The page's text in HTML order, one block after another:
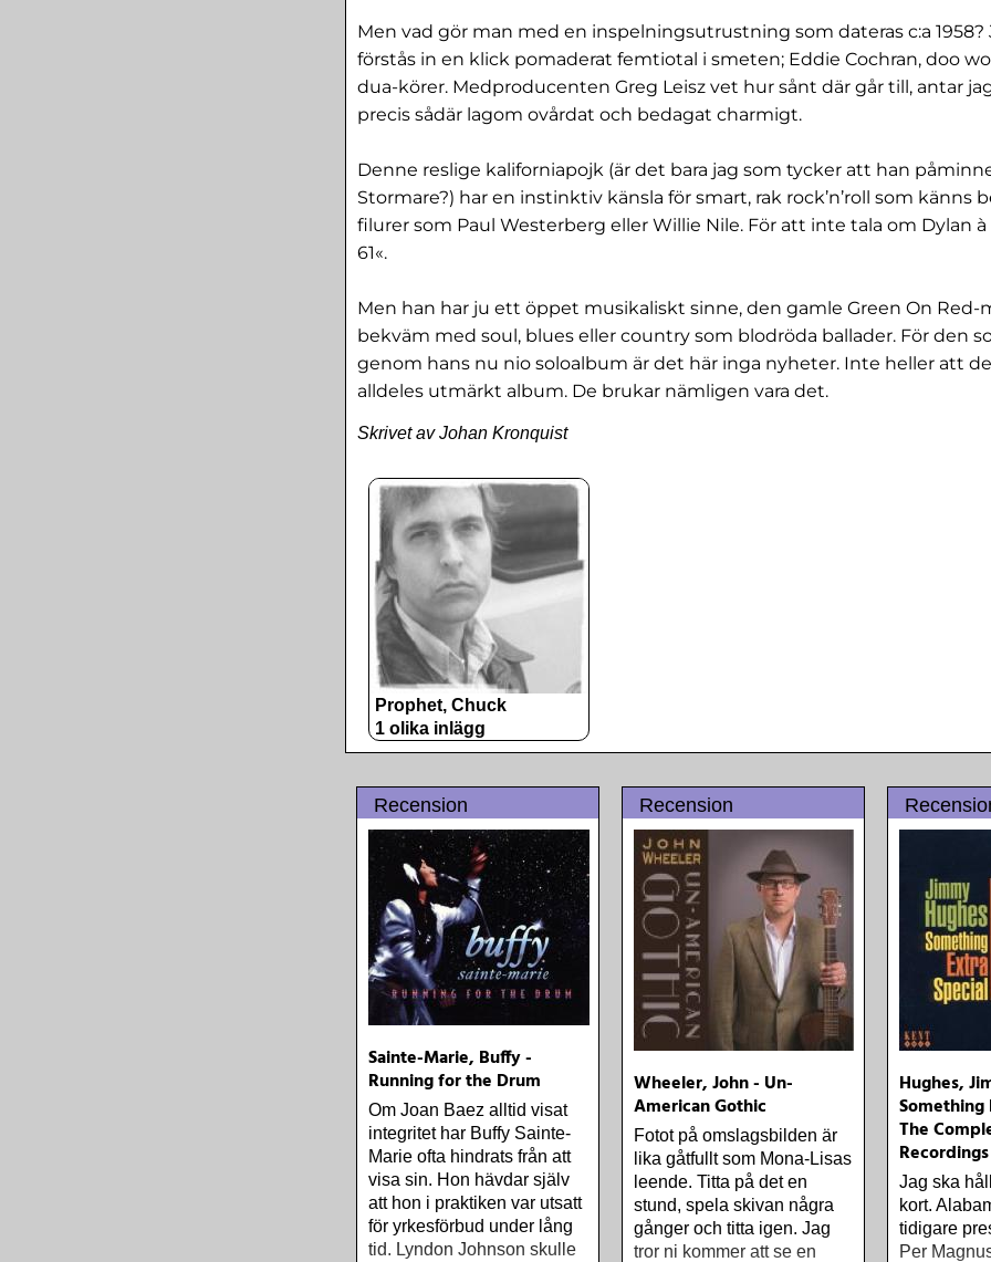
Men vad gör man med en inspelningsutrustning som dateras c:a 1958?
förstås in en klick pomaderat femtiotal i smeten; Eddie Cochran, doo
dua-körer. Medproducenten Greg Leisz vet hur sånt där går till, antar
precis sådär lagom ovårdat och bedagat charmigt.
Denne reslige kaliforniapojk (är det bara jag som tycker att han
Stormare?) har en instinktiv känsla för smart, rak rock’n’roll som känns
filurer som Paul Westerberg eller Willie Nile. För att inte tala om Dylan à
61«.
Men han har ju ett öppet musikaliskt sinne, den gamle Green On Red-
bekväm med soul, blues eller country som blodröda ballader. För den
genom hans nu nio soloalbum är det här inga nyheter. Inte heller att
alldeles utmärkt album. De brukar nämligen vara det.
Skrivet av Johan Kronquist
Prophet, Chuck
1 olika inlägg
Recension
Sainte-Marie, Buffy -
Running for the Drum
Om Joan Baez alltid visat
integritet har Buffy Sainte-
Marie ofta hindrats från att
visa sin. Hon hävdar själv
att hon i praktiken var utsatt
för yrkesförbud under lång
tid. Lyndon Johnson skulle
Recension
Wheeler, John - Un-
American Gothic
Fotot på omslagsbilden är
lika gåtfullt som Mona-Lisas
leende. Titta på det en
stund, spela skivan några
gånger och titta igen. Jag
tror ni kommer att se en
Hughes,
Something
The
Jag ska
kort.
tidigare
Per